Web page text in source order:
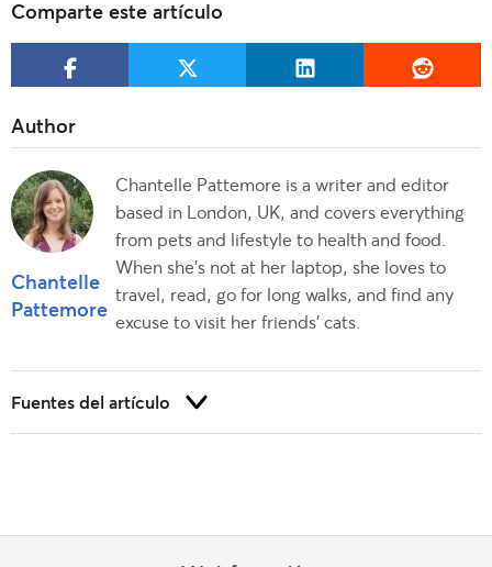
Comparte este artículo
Chantelle
Pattemore
Chantelle Pattemore is a writer and editor
based in London, UK, and covers everything
from pets and lifestyle to health and food.
When she's not at her laptop, she loves to
travel, read, go for long walks, and find any
excuse to visit her friends' cats.
Fuentes del artículo